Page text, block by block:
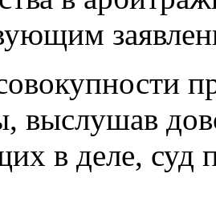
выслушав
в деле,